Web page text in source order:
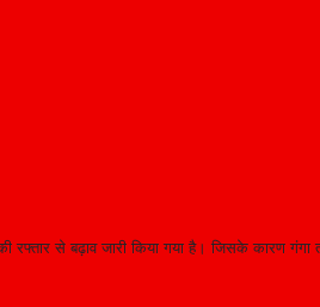
से बढ़ाव जारी किया गया है। जिसके कारण गंगा